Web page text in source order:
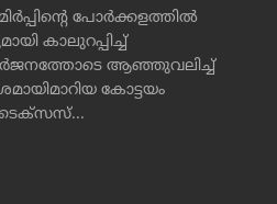
പോര്‍ക്കളത്തില്‍
കാലുറപ്പിച്ച്
ആഞ്ഞുവലിച്ച്
കോട്ടയം